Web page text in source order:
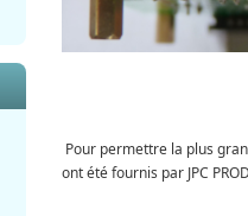
Pour permettre la plus
ont été fournis par JPC